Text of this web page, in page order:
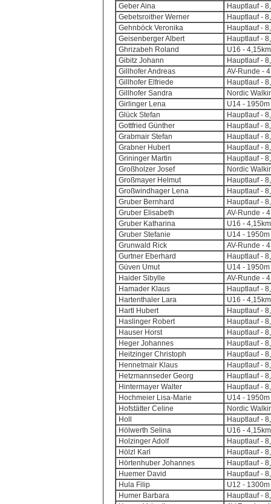
Geber Aina
Hauptlauf -
Gebetsroither Werner
Hauptlauf -
Gehnböck Veronika
Hauptlauf -
Geisenberger Albert
Hauptlauf -
Ghrizabeh Roland
U16 -
Gibitz Johann
Hauptlauf -
Gillhofer Andreas
AV-Runde -
Gillhofer Elfriede
Hauptlauf -
Gillhofer Sandra
Nordic
Girlinger Lena
U14 -
Glück Stefan
Hauptlauf -
Gottfried Günther
Hauptlauf -
Grabmair Stefan
Hauptlauf -
Grabner Hubert
Hauptlauf -
Grininger Martin
Hauptlauf -
Großholzer Josef
Nordic
Großmayer Helmut
Hauptlauf -
Großwindhager Lena
Hauptlauf -
Gruber Bernhard
Hauptlauf -
Gruber Elisabeth
AV-Runde -
Gruber Katharina
U16 -
Gruber Stefanie
U14 -
Grunwald Rick
AV-Runde -
Gurtner Eberhard
Hauptlauf -
Güven Umut
U14 -
Haider Sibylle
AV-Runde -
Hamader Klaus
Hauptlauf -
Hartenthaler Lara
U16 -
Hartl Hubert
Hauptlauf -
Haslinger Robert
Hauptlauf -
Hauser Horst
Hauptlauf -
Heger Johannes
Hauptlauf -
Heitzinger Christoph
Hauptlauf -
Hennetmair Klaus
Hauptlauf -
Hetzmannseder Georg
Hauptlauf -
Hintermayer Walter
Hauptlauf -
Hochmeier Lisa-Marie
U14 -
Hofstätter Celine
Nordic
Holl
Hauptlauf -
Hölwerth Selina
U16 -
Holzinger Adolf
Hauptlauf -
Hölzl Karl
Hauptlauf -
Hörtenhuber Johannes
Hauptlauf -
Huemer David
Hauptlauf -
Hula Filip
U12 -
Humer Barbara
Hauptlauf -